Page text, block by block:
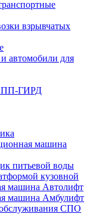
взрывчатых
автомобили для
ГИРД
машина
питьевой воды
кузовной
машина Автолифт
машина Амбулифт
СПО